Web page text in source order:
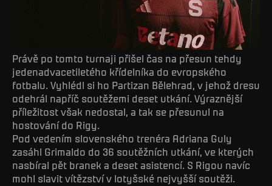
Právě po tomto turnaji přišel čas na přesun tehdy
jedenadvacetiletého křídelníka do evropského
fotbalu. Vyhlédl si ho Partizan Bělehrad, v jehož dresu
odehrál napříč soutěžemi deset utkání. Výraznější
příležitost však nedostal, a tak se přesunul na
hostování do Rigy.
Pod vedením slovenského trenéra Adriana Guly
zasáhl Grimaldo do 36 soutěžních utkání, ve kterých
nasbíral pět branek a deset asistencí. S Rigou navíc
mohl slavit vítězství v lotyšské nejvyšší soutěži.